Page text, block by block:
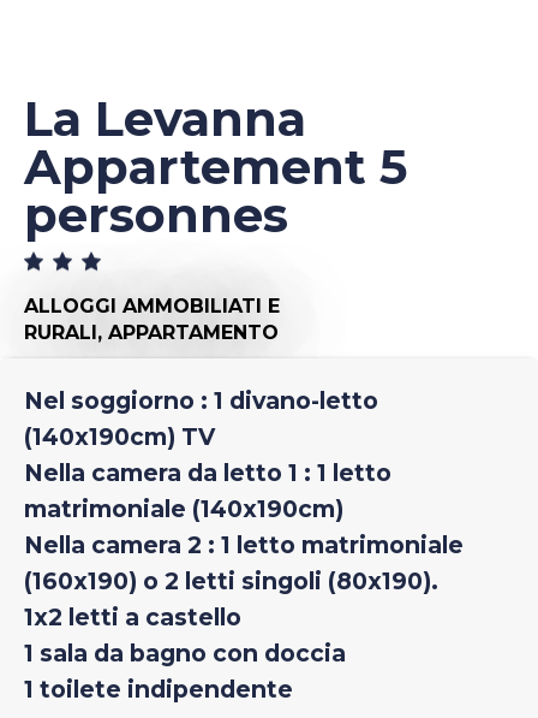
La Levanna
Appartement 5
personnes
ALLOGGI AMMOBILIATI E
RURALI, APPARTAMENTO
Nel soggiorno : 1 divano-letto
(140x190cm) TV
Nella camera da letto 1 : 1 letto
matrimoniale (140x190cm)
Nella camera 2 : 1 letto matrimoniale
(160x190) o 2 letti singoli (80x190).
1x2 letti a castello
1 sala da bagno con doccia
1 toilete indipendente